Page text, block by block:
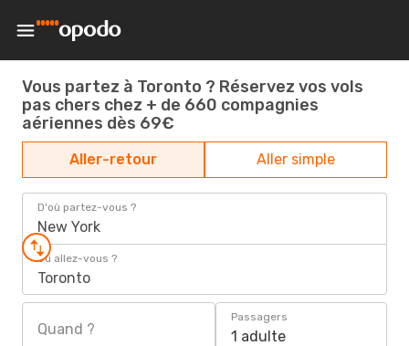
Vous partez à Toronto ? Réservez vos vols
pas chers chez + de 660 compagnies
aériennes dès 69€
Aller-retour Aller simple
D'où partez-vous ?
New York
Où allez-vous ?
Toronto
Quand ?
Passagers
1 adulte